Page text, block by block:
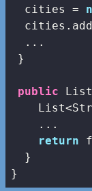
  cities =
  ...
}
public
    ...
return
  }
}